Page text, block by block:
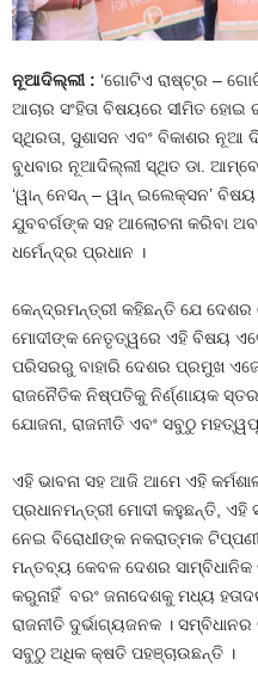
ନୂଆଦିଲ୍ଲୀ : ‘ଗୋଟିଏ ରାଷ୍ଟ୍ର –
ଆଚାର ସଂହିତା ବିଷୟରେ ସୀମିତ ହୋଇ
ସ୍ଥିରତା, ସୁଶାସନ ଏବଂ ବିକାଶର ନୂଆ
ବୁଧବାର ନୂଆଦିଲ୍ଲୀ ସ୍ଥିତ ଡା.
‘ୱାନ୍ ନେସନ୍ – ୱାନ୍ ଇଲେକ୍ସନ’
ଯୁବବର୍ଗଙ୍କ ସହ ଆଲୋଚନା କରିବା
ଧର୍ମେନ୍ଦ୍ର ପ୍ରଧାନ ।
କେନ୍ଦ୍ରମନ୍ତ୍ରୀ କହିଛନ୍ତି ଯେ
ମୋଦୀଙ୍କ ନେତୃତ୍ୱରେ ଏହି ବିଷୟ
ପରିସରରୁ ବାହାରି ଦେଶର ପ୍ରମୁଖ
ରାଜନୈତିକ ନିଷ୍ପତିକୁ ନିର୍ଣ୍ଣାୟକ ସ୍ତର
ଯୋଜନା, ରାଜନୀତି ଏବଂ ସବୁଠୁ
ଏହି ଭାବନା ସହ ଆଜି ଆମେ ଏହି
ପ୍ରଧାନମନ୍ତ୍ରୀ ମୋଦୀ କହୁଛନ୍ତି,
ନେଇ ବିରୋଧୀଙ୍କ ନକରାତ୍ମକ
ମନ୍ତବ୍ୟ କେବଳ ଦେଶର
କରୁନାହିଁ ବରଂ ଜନାଦେଶକୁ ମଧ୍ୟ
ରାଜନୀତି ଦୁର୍ଭାଗ୍ୟଜନକ ।
ସବୁଠୁ ଅଧିକ କ୍ଷତି ପହଞ୍ଚାଉଛନ୍ତି ।